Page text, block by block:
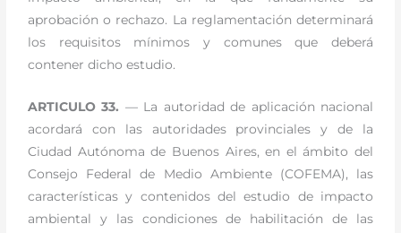
aprobación o rechazo. La reglamentación determinará
los requisitos mínimos y comunes que deberá
contener dicho estudio.
ARTICULO 33. — La autoridad de aplicación nacional
acordará con las autoridades provinciales y de la
Ciudad Autónoma de Buenos Aires, en el ámbito del
Consejo Federal de Medio Ambiente (COFEMA), las
características y contenidos del estudio de impacto
ambiental y las condiciones de habilitación de las